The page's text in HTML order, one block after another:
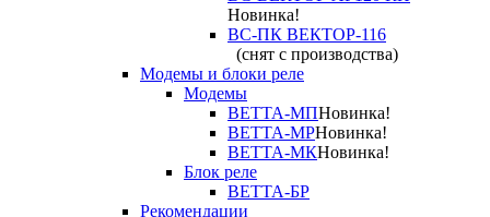
Новинка!
ВС-ПК ВЕКТОР-116
(снят с производства)
Модемы и блоки реле
Модемы
ВЕТТА-МПНовинка!
ВЕТТА-МРНовинка!
ВЕТТА-МКНовинка!
Блок реле
ВЕТТА-БР
Рекомендации